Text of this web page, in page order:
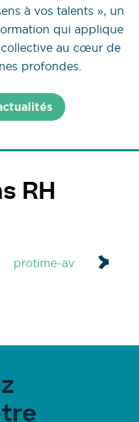
à vos talents », un
qui applique
collective au cœur de
profondes.
RH